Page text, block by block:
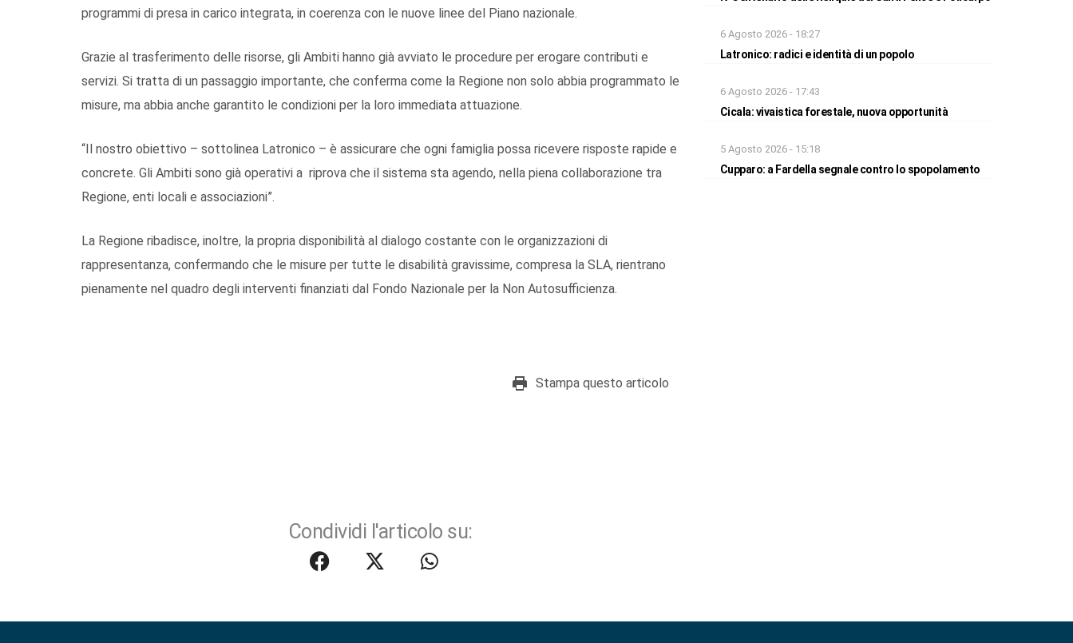
programmi di presa in carico integrata, in coerenza con le nuove linee del Piano nazionale.
Grazie al trasferimento delle risorse, gli Ambiti hanno già avviato le procedure per erogare contributi e
servizi. Si tratta di un passaggio importante, che conferma come la Regione non solo abbia programmato le
misure, ma abbia anche garantito le condizioni per la loro immediata attuazione.
“Il nostro obiettivo – sottolinea Latronico – è assicurare che ogni famiglia possa ricevere risposte rapide e
concrete. Gli Ambiti sono già operativi a riprova che il sistema sta agendo, nella piena collaborazione tra
Regione, enti locali e associazioni”.
La Regione ribadisce, inoltre, la propria disponibilità al dialogo costante con le organizzazioni di
rappresentanza, confermando che le misure per tutte le disabilità gravissime, compresa la SLA, rientrano
pienamente nel quadro degli interventi finanziati dal Fondo Nazionale per la Non Autosufficienza.
Stampa questo articolo
Condividi l'articolo su:
6 Agosto 2026 - 18:27
Latronico: radici e identità di un popolo
6 Agosto 2026 - 17:43
Cicala: vivaistica forestale, nuova opportunità
5 Agosto 2026 - 15:18
Cupparo: a Fardella segnale contro lo spopolamento